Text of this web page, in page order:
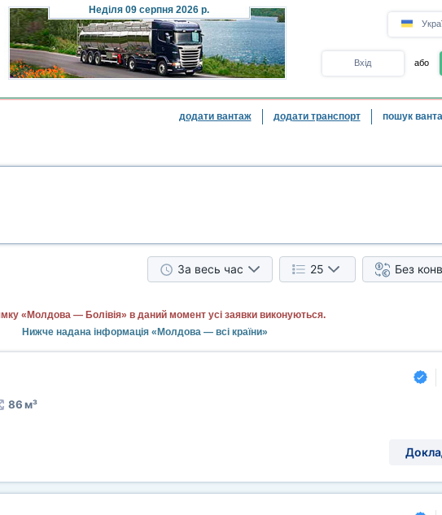
Неділя 09 серпня 2026 р.
Вхід або
додати вантаж додати транспорт пошук
За весь час 25 Без
«Молдова — Болівія» в даний момент усі заявки виконуються.
Нижче надана інформація «Молдова — всі країни»
86 м³